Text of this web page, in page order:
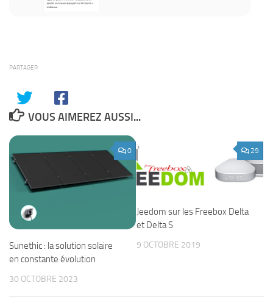
PARTAGER
VOUS AIMEREZ AUSSI...
0
Sunethic : la solution solaire
en constante évolution
30 OCTOBRE 2023
29
Jeedom sur les Freebox Delta
et Delta S
9 OCTOBRE 2019